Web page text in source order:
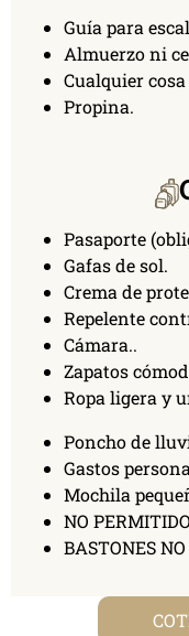
Guía para
Almuerzo ni
Cualquier
Propina.
Pasaporte
Gafas de sol.
Crema de
Repelente
Cámara..
Zapatos
Ropa ligera y
Poncho de
Gastos
Mochila
NO
BASTONES